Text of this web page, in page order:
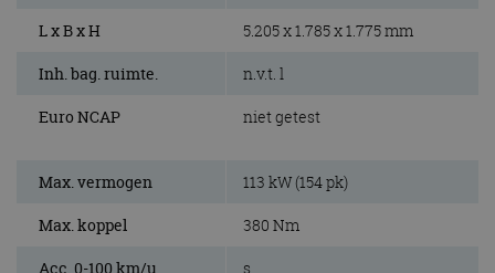
L x B x H 5.205 x 1.785 x 1.775 mm
Inh. bag. ruimte. n.v.t. l
Euro NCAP niet getest
Max. vermogen 113 kW (154 pk)
Max. koppel 380 Nm
Acc. 0-100 km/u s